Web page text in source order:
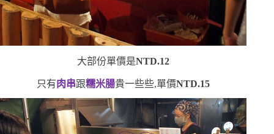
大部份單價是NTD.12
只有肉串跟糯米腸貴一些些,單價NTD.15